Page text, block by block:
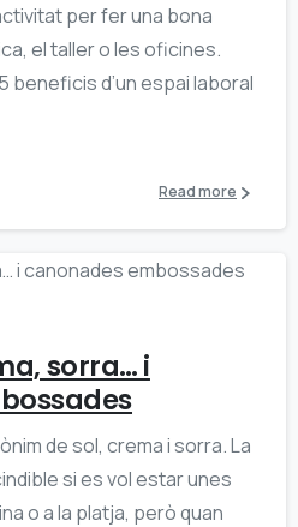
per fer una bona
el taller o les oficines.
d’un espai laboral
Read more
sorra… i
de sol, crema i sorra. La
si es vol estar unes
o a la platja, però quan